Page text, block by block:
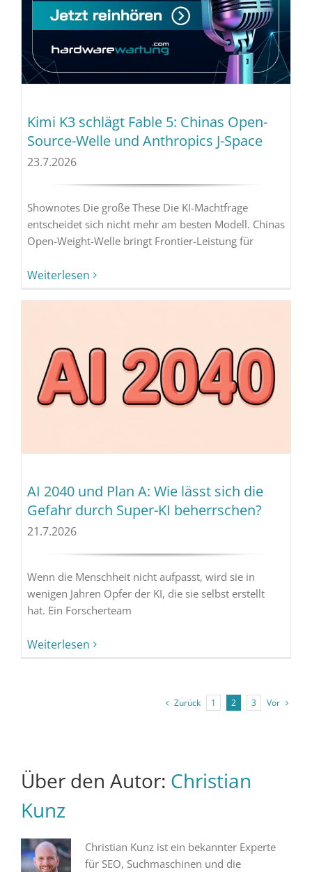
Kimi K3 schlägt Fable 5: Chinas Open-
Source-Welle und Anthropics J-Space
23.7.2026
Shownotes Die große These Die KI-Machtfrage
entscheidet sich nicht mehr am besten Modell. Chinas
Open-Weight-Welle bringt Frontier-Leistung für
Weiterlesen
AI 2040 und Plan A: Wie lässt sich die
Gefahr durch Super-KI beherrschen?
21.7.2026
Wenn die Menschheit nicht aufpasst, wird sie in
wenigen Jahren Opfer der KI, die sie selbst erstellt
hat. Ein Forscherteam
Weiterlesen
Zurück 1 2 3 Vor
Über den Autor: Christian
Kunz
Christian Kunz ist ein bekannter Experte
für SEO, Suchmaschinen und die